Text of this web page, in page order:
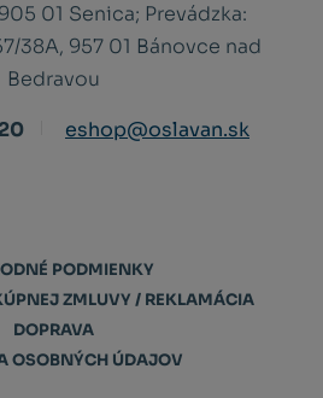
01 Senica; Prevádzka:
38A, 957 01 Bánovce nad
Bedravou
eshop@oslavan.sk
PODMIENKY
ZMLUVY / REKLAMÁCIA
DOPRAVA
OSOBNÝCH ÚDAJOV